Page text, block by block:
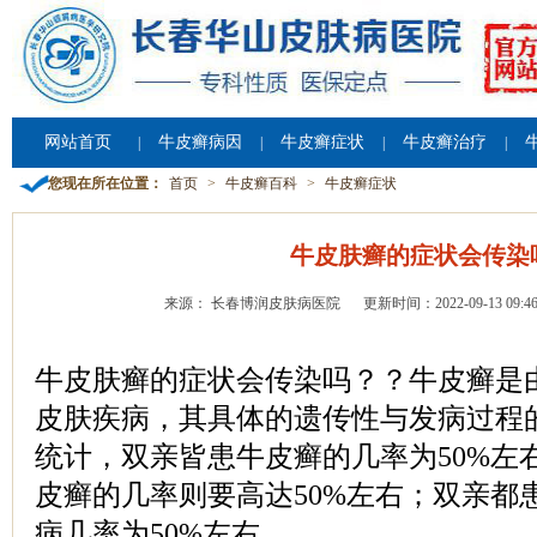
网站首页 牛皮癣病因 牛皮癣症状 牛皮癣治疗
您现在所在位置： 首页 > 牛皮癣百科 > 牛皮癣症状
牛皮肤癣的症状会传染
来源： 长春博润皮肤病医院 更新时间：2022-09-13
牛皮肤癣的症状会传染吗？？牛皮癣是
皮肤疾病，其具体的遗传性与发病过程
统计，双亲皆患牛皮癣的几率为50%左
皮癣的几率则要高达50%左右；双亲都